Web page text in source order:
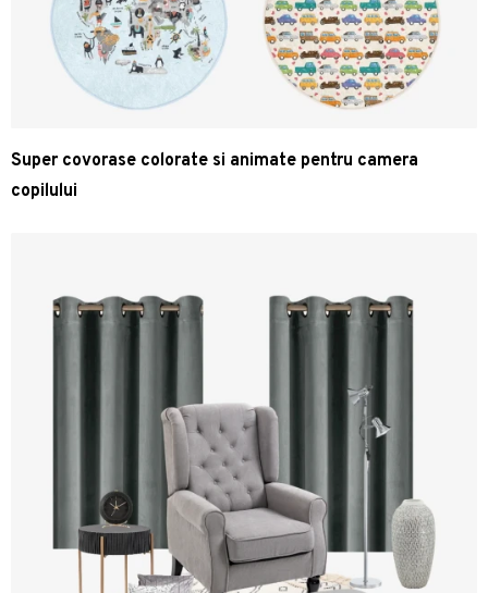
Super covorase colorate si animate pentru camera
copilului